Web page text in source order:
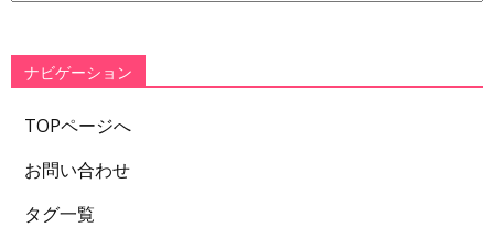
ー
ナビゲーション
TOPページへ
お問い合わせ
タグ一覧